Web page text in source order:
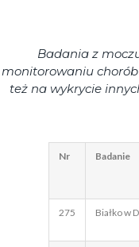
Badania z
monitorowaniu
też na wykrycie
Nr Badanie
275 Białko w